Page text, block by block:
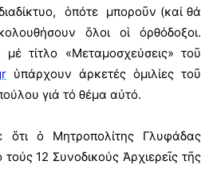
ὁπότε
μποροῦν (καί θά
ὅλοι οἱ ὀρθόδοξοι.
τίτλο «Μεταμοσχεύσεις» τοῦ
ὑπάρχουν ἀρκετές ὁμιλίες τοῦ
γιά τό θέμα αὐτό.
ὅτι ὁ Μητροπολίτης Γλυφάδας
12 Συνοδικούς Ἀρχιερεῖς τῆς